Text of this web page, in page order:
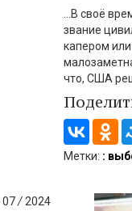
В своё
звание
капером
что, США
Метки: :
07/ 2024